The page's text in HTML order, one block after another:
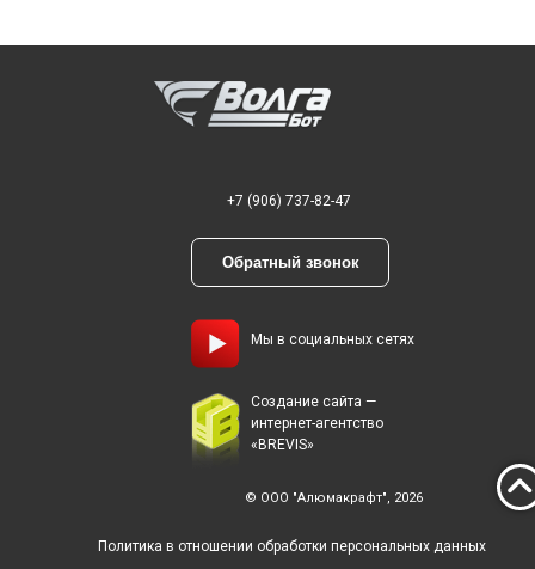
+7 (906) 737-82-47
Обратный звонок
Мы в социальных сетях
Создание сайта —
интернет-агентство
«BREVIS»
© ООО "Алюмакрафт", 2026
Политика в отношении обработки персональных данных